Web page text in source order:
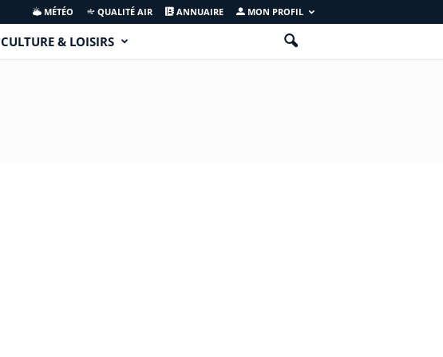
MÉTÉO QUALITÉ AIR ANNUAIRE MON PROFIL
CULTURE & LOISIRS